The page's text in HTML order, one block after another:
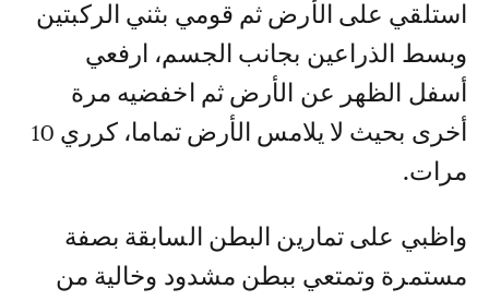
استلقي على الأرض ثم قومي بثني الركبتين
وبسط الذراعين بجانب الجسم، ارفعي
أسفل الظهر عن الأرض ثم اخفضيه مرة
أخرى بحيث لا يلامس الأرض تماما، كرري 10
مرات.
واظبي على تمارين البطن السابقة بصفة
مستمرة وتمتعي ببطن مشدود وخالية من